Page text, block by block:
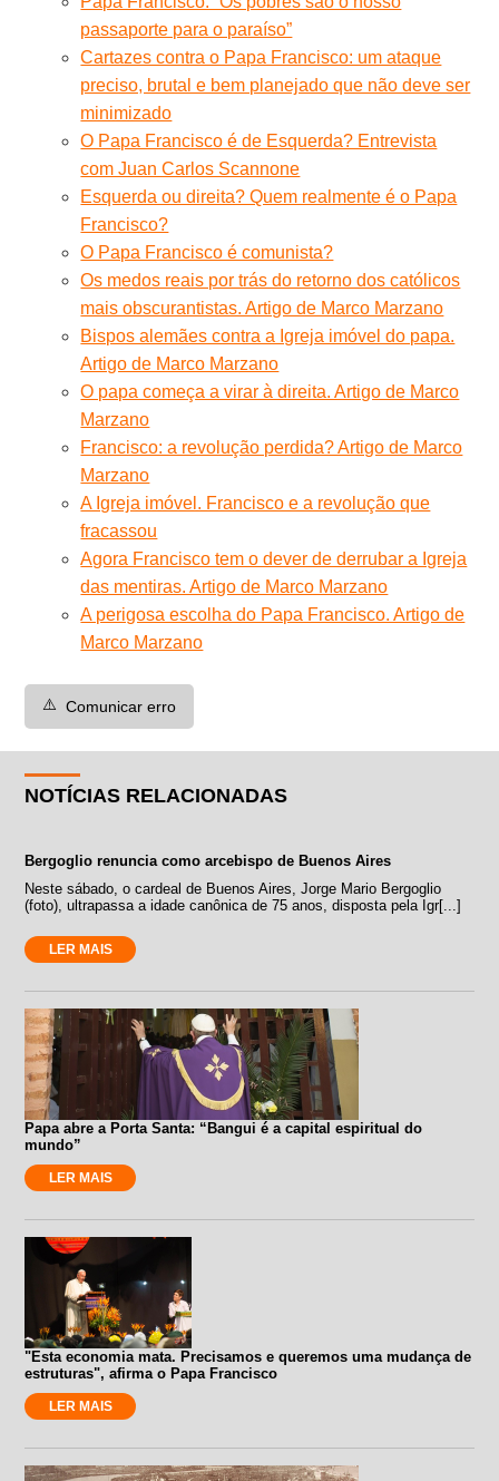
passaporte para o paraíso”
Cartazes contra o Papa Francisco: um ataque
preciso, brutal e bem planejado que não deve ser
minimizado
O Papa Francisco é de Esquerda? Entrevista
com Juan Carlos Scannone
Esquerda ou direita? Quem realmente é o Papa
Francisco?
O Papa Francisco é comunista?
Os medos reais por trás do retorno dos católicos
mais obscurantistas. Artigo de Marco Marzano
Bispos alemães contra a Igreja imóvel do papa.
Artigo de Marco Marzano
O papa começa a virar à direita. Artigo de Marco
Marzano
Francisco: a revolução perdida? Artigo de Marco
Marzano
A Igreja imóvel. Francisco e a revolução que
fracassou
Agora Francisco tem o dever de derrubar a Igreja
das mentiras. Artigo de Marco Marzano
A perigosa escolha do Papa Francisco. Artigo de
Marco Marzano
⚠️ Comunicar erro
NOTÍCIAS RELACIONADAS
Bergoglio renuncia como arcebispo de Buenos Aires
Neste sábado, o cardeal de Buenos Aires, Jorge Mario Bergoglio
(foto), ultrapassa a idade canônica de 75 anos, disposta pela Igr[...]
LER MAIS
Papa abre a Porta Santa: “Bangui é a capital espiritual do
mundo”
LER MAIS
"Esta economia mata. Precisamos e queremos uma mudança de
estruturas", afirma o Papa Francisco
LER MAIS